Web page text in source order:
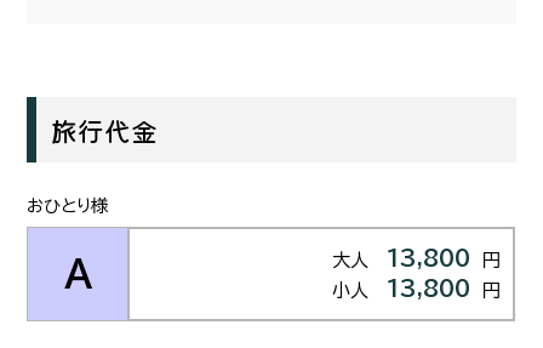
旅行代金
おひとり様
A 大人 13,800
円
小人
13,800 円